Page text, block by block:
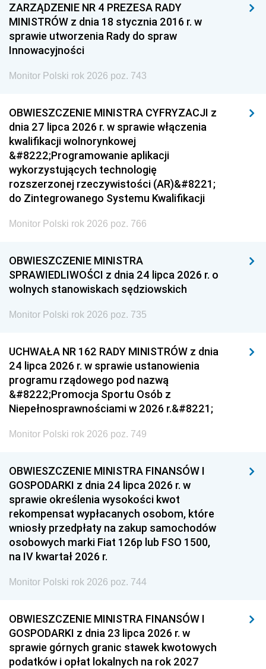
ZARZĄDZENIE NR 4 PREZESA RADY
MINISTRÓW z dnia 18 stycznia 2016 r. w
sprawie utworzenia Rady do spraw
Innowacyjności
Monitor Polski rok 2026 poz. 743
OBWIESZCZENIE MINISTRA CYFRYZACJI z
dnia 27 lipca 2026 r. w sprawie włączenia
kwalifikacji wolnorynkowej
&#8222;Programowanie aplikacji
wykorzystujących technologię
rozszerzonej rzeczywistości (AR)&#8221;
do Zintegrowanego Systemu Kwalifikacji
Monitor Polski rok 2026 poz. 766
OBWIESZCZENIE MINISTRA
SPRAWIEDLIWOŚCI z dnia 24 lipca 2026 r. o
wolnych stanowiskach sędziowskich
Monitor Polski rok 2026 poz. 735
UCHWAŁA NR 162 RADY MINISTRÓW z dnia
24 lipca 2026 r. w sprawie ustanowienia
programu rządowego pod nazwą
&#8222;Promocja Sportu Osób z
Niepełnosprawnościami w 2026 r.&#8221;
Monitor Polski rok 2026 poz. 749
OBWIESZCZENIE MINISTRA FINANSÓW I
GOSPODARKI z dnia 24 lipca 2026 r. w
sprawie określenia wysokości kwot
rekompensat wypłacanych osobom, które
wniosły przedpłaty na zakup samochodów
osobowych marki Fiat 126p lub FSO 1500,
na IV kwartał 2026 r.
Monitor Polski rok 2026 poz. 744
OBWIESZCZENIE MINISTRA FINANSÓW I
GOSPODARKI z dnia 23 lipca 2026 r. w
sprawie górnych granic stawek kwotowych
podatków i opłat lokalnych na rok 2027